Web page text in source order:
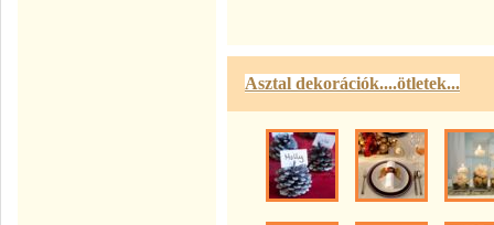
Asztal dekorációk....ötletek...